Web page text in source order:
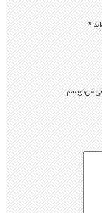
*
می‌نویسم.